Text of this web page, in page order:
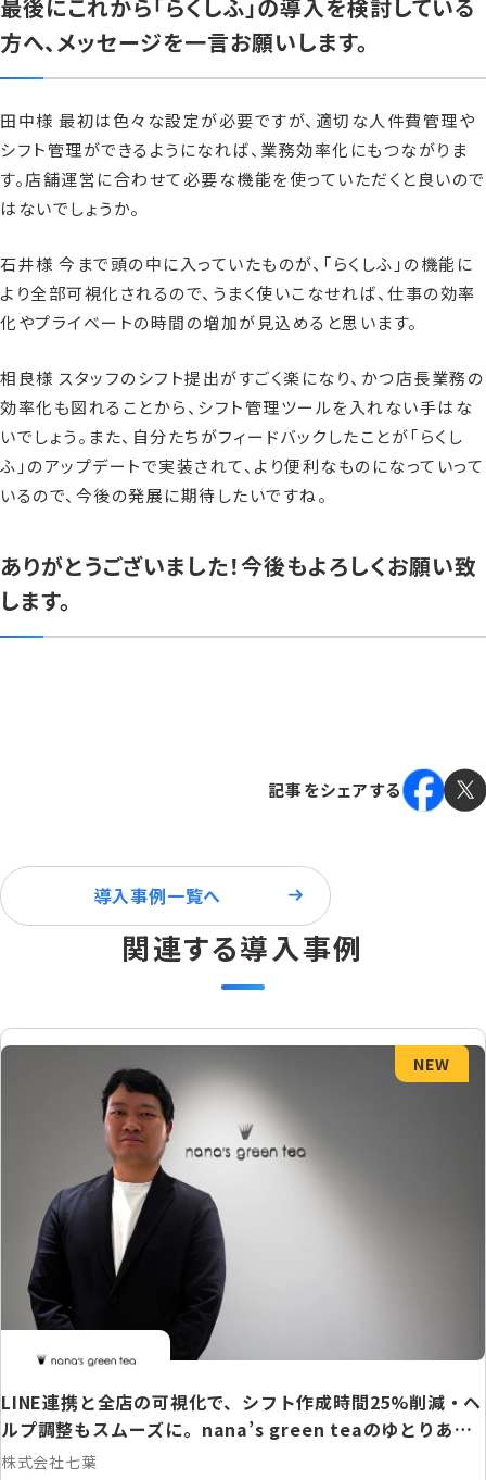
最後にこれから「らくしふ」の導入を検討している
方へ、メッセージを一言お願いします。
田中様 最初は色々な設定が必要ですが、適切な人件費管理や
シフト管理ができるようになれば、業務効率化にもつながりま
す。店舗運営に合わせて必要な機能を使っていただくと良いので
はないでしょうか。
石井様 今まで頭の中に入っていたものが、「らくしふ」の機能に
より全部可視化されるので、うまく使いこなせれば、仕事の効率
化やプライベートの時間の増加が見込めると思います。
相良様 スタッフのシフト提出がすごく楽になり、かつ店長業務の
効率化も図れることから、シフト管理ツールを入れない手はな
いでしょう。また、自分たちがフィードバックしたことが「らくし
ふ」のアップデートで実装されて、より便利なものになっていって
いるので、今後の発展に期待したいですね。
ありがとうございました！今後もよろしくお願い致
します。
記事をシェアする
導入事例一覧へ
関連する導入事例
NEW
LINE連携と全店の可視化で、シフト作成時間25%削減・ヘ
ルプ調整もスムーズに。nana’s green teaのゆとりある
店舗運営
株式会社七葉